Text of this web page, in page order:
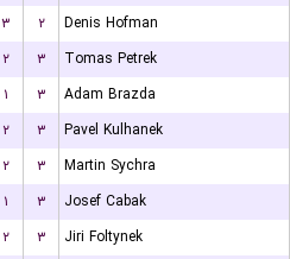
۳ ۲
Denis Hofman
۲ ۳
Tomas Petrek
۱ ۳
Adam Brazda
۲ ۳
Pavel Kulhanek
۲ ۳
Martin Sychra
۱ ۳
Josef Cabak
۲ ۳
Jiri Foltynek